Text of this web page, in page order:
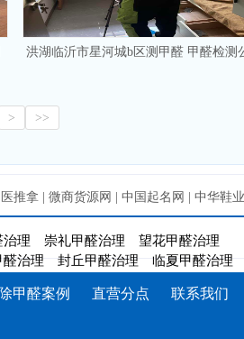
洪湖临沂市星河城b区测甲醛 甲醛检测
> >>
推拿 微商货源网 中国起名网 中华鞋
治理 崇礼甲醛治理
望花甲醛治理
醛治理 封丘甲醛治理
临夏甲醛治理
除甲醛案例 直营分点 联系我们